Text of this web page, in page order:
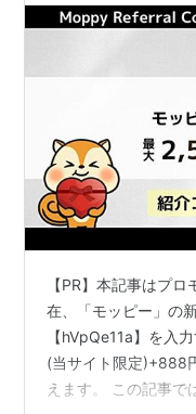
【PR】本記事はプ
在、「モッピー」の
【hVpQe11a】を入
(当サイト限定)+888
えます。 この記事で